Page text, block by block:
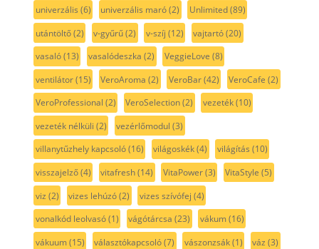
univerzális (6) univerzális maró(2) Unlimited(89)
utántöltő(2) v-gyűrű(2) v-szíj (12) vajtartó(20)
vasaló(13) vasalódeszka (2) VeggieLove (8)
ventilátor(15) VeroAroma (2) VeroBar(42) VeroCafe (2)
VeroProfessional (2) VeroSelection(2) vezeték(10)
vezeték nélküli (2) vezérlőmodul (3)
villanytűzhely kapcsoló(16) világoskék(4) világítás (10)
visszajelző(4) vitafresh(14) VitaPower(3) VitaStyle (5)
viz (2) vizes lehúzó(2) vizes szívófej (4)
vonalkód leolvasó(1) vágótárcsa (23) vákum(16)
vákuum(15) választókapcsoló(7) vászonzsák(1) váz (3)